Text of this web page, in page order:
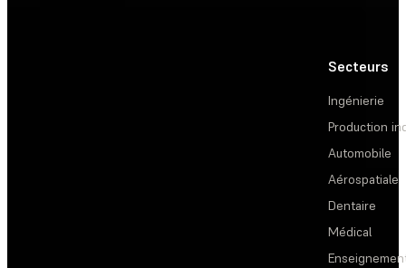
Secteurs
Ingénierie
Production
Automobile
Aérospatiale
Dentaire
Médical